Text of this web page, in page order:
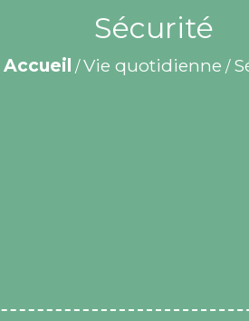
Sécurité
Accueil /Vie quotidienne /